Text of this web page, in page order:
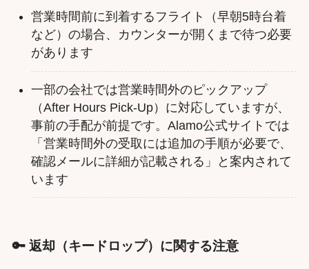
営業時間前に到着するフライト（早朝5時台着
など）の場合、カウンターが開くまで待つ必要
があります
一部の会社では営業時間外のピックアップ
（After Hours Pick-Up）に対応していますが、
事前の手配が前提です。Alamo公式サイトでは
「営業時間外の受取には追加の手順が必要で、
確認メールに詳細が記載される」と案内されて
います
🔑 返却（キードロップ）に関する注意